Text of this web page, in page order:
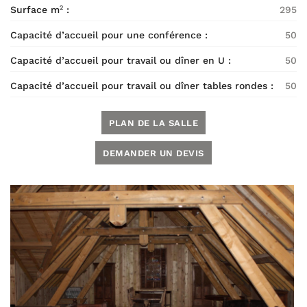
Surface m2 : 295
Capacité d’accueil pour une conférence : 50
Capacité d’accueil pour travail ou dîner en U : 50
Capacité d’accueil pour travail ou dîner tables rondes : 50
PLAN DE LA SALLE
DEMANDER UN DEVIS